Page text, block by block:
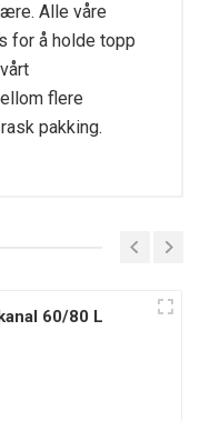
Alle våre
for å holde topp
flere
pakking.
60/80 L